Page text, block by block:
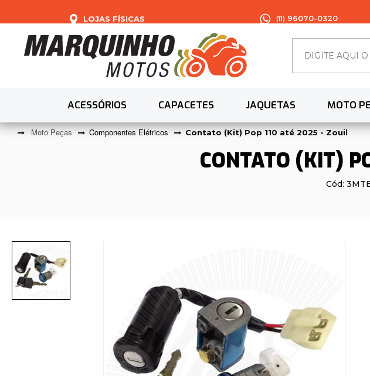
LOJAS FÍSICAS (11) 96070-0320
ACESSÓRIOS CAPACETES JAQUETAS MOTO
Moto Peças Componentes Elétricos Contato (Kit) Pop 110 até 2025 - Zouil
CONTATO (KIT)
Cód: